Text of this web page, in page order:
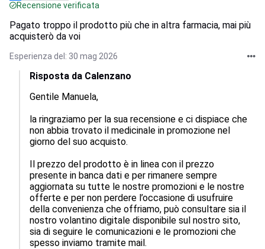
Recensione verificata
Pagato troppo il prodotto più che in altra farmacia, mai più
acquisterò da voi
Esperienza del: 30 mag 2026
Risposta da Calenzano
Gentile Manuela,
la ringraziamo per la sua recensione e ci dispiace che
non abbia trovato il medicinale in promozione nel
giorno del suo acquisto.
Il prezzo del prodotto è in linea con il prezzo
presente in banca dati e per rimanere sempre
aggiornata su tutte le nostre promozioni e le nostre
offerte e per non perdere l’occasione di usufruire
della convenienza che offriamo, può consultare sia il
nostro volantino digitale disponibile sul nostro sito,
sia di seguire le comunicazioni e le promozioni che
spesso inviamo tramite mail.